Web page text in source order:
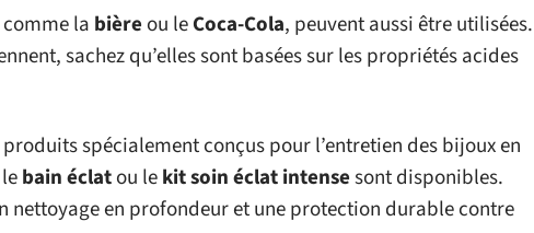
la bière ou leCoca-Cola, peuvent aussi être utilisées.
sachez qu’elles sont basées sur les propriétés acides
spécialement conçus pour l’entretien des bijoux en
bain éclatou lekit soin éclat intensesont disponibles.
nettoyage en profondeur et une protection durable contre